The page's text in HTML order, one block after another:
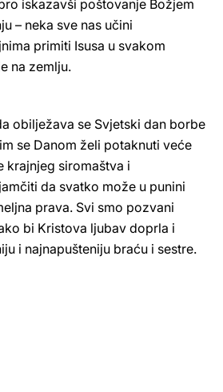
iskazavši poštovanje Božjem
– neka sve nas učini
primiti Isusa u svakom
na zemlju.
obilježava se Svjetski dan borbe
se Danom želi potaknuti veće
krajnjeg siromaštva i
da svatko može u punini
prava. Svi smo pozvani
bi Kristova ljubav doprla i
i najnapušteniju braću i sestre.